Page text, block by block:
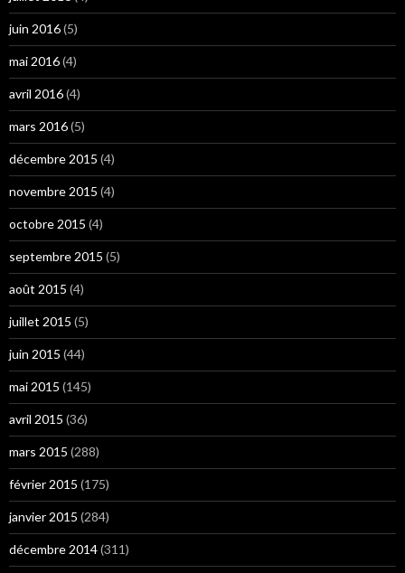
juin 2016(5)
mai 2016(4)
avril 2016(4)
mars 2016(5)
décembre 2015 (4)
novembre 2015 (4)
octobre 2015 (4)
septembre 2015 (5)
août 2015 (4)
juillet 2015 (5)
juin 2015 (44)
mai 2015 (145)
avril 2015 (36)
mars 2015 (288)
février 2015 (175)
janvier 2015 (284)
décembre 2014(311)